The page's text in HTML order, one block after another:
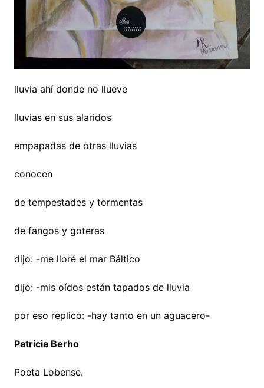
lluvia ahí donde no llueve
lluvias en sus alaridos
empapadas de otras lluvias
conocen
de tempestades y tormentas
de fangos y goteras
dijo: -me lloré el mar Báltico
dijo: -mis oídos están tapados de lluvia
por eso replico: -hay tanto en un aguacero-
Patricia Berho
Poeta Lobense.